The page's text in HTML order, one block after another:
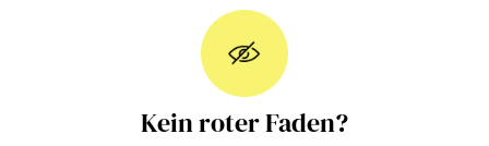
Kein roter Faden?